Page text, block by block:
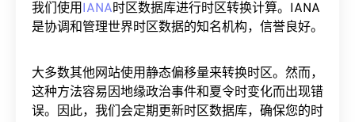
我们使用IANA时区数据库进行时区转换计算。IANA
是协调和管理世界时区数据的知名机构，信誉良好。
大多数其他网站使用静态偏移量来转换时区。然而，
这种方法容易因地缘政治事件和夏令时变化而出现错
误。因此，我们会定期更新时区数据库，确保您的时